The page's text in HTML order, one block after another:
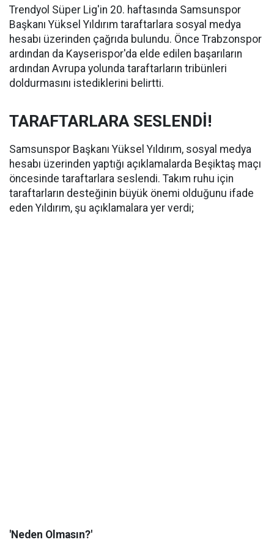
Trendyol Süper Lig'in 20. haftasında Samsunspor
Başkanı Yüksel Yıldırım taraftarlara sosyal medya
hesabı üzerinden çağrıda bulundu. Önce Trabzonspor
ardından da Kayserispor'da elde edilen başarıların
ardından Avrupa yolunda taraftarların tribünleri
doldurmasını istediklerini belirtti.
TARAFTARLARA SESLENDİ!
Samsunspor Başkanı Yüksel Yıldırım, sosyal medya
hesabı üzerinden yaptığı açıklamalarda Beşiktaş maçı
öncesinde taraftarlara seslendi. Takım ruhu için
taraftarların desteğinin büyük önemi olduğunu ifade
eden Yıldırım, şu açıklamalara yer verdi;
'Neden Olmasın?'